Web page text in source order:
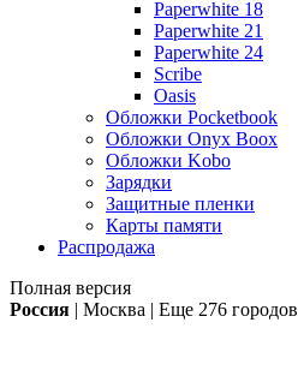
Paperwhite 18
Paperwhite 21
Paperwhite 24
Scribe
Oasis
Обложки Pocketbook
Обложки Onyx Boox
Обложки Kobo
Зарядки
Защитные пленки
Карты памяти
Распродажа
Полная версия
Россия | Москва | Еще 276 городов